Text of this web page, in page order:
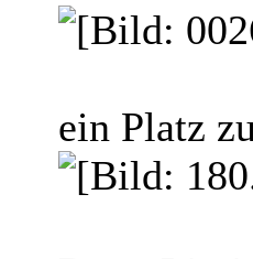
ein Platz